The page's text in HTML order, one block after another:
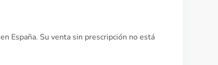
España. Su venta sin prescripción no está